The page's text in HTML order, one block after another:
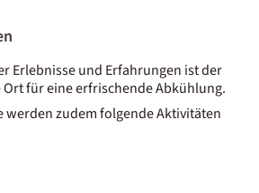
Erlebnisse und Erfahrungen ist der
für eine erfrischende Abkühlung.
werden zudem folgende Aktivitäten